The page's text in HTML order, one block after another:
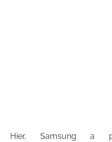
Hier, Samsung a